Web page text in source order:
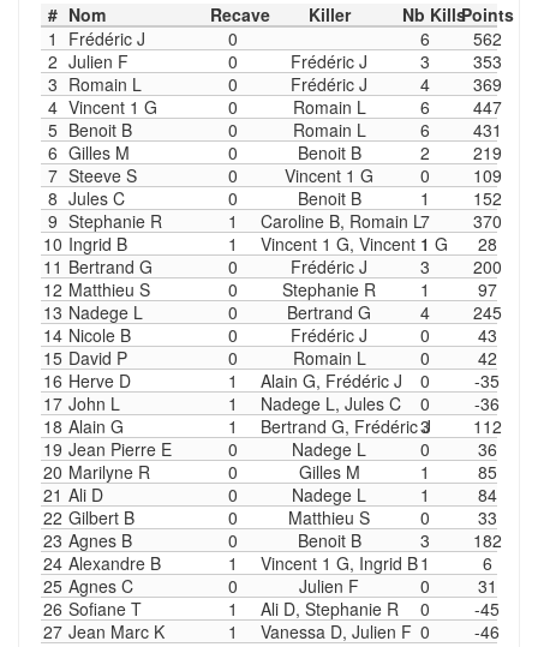
# Nom Recave Killer Nb KillsPoints
1
Frédéric J 0 6
562
2 Julien F 0 Frédéric J 3
353
3 Romain L 0 Frédéric J 4
369
4 Vincent 1 G 0 Romain L 6
447
5 Benoit B 0 Romain L 6
431
6 Gilles M 0 Benoit B 2
219
7 Steeve S 0 Vincent 1 G 0
109
8 Jules C 0 Benoit B 1
152
9 Stephanie R 1 Caroline B, Romain L7
370
10 Ingrid B 1 Vincent 1 G, Vincent 1 G
1
28
11 Bertrand G 0 Frédéric J 3
200
12 Matthieu S 0 Stephanie R 1
97
13 Nadege L 0 Bertrand G 4
245
14 Nicole B 0 Frédéric J 0
43
15 David P 0 Romain L 0
42
16 Herve D 1 Alain G, Frédéric J 0
-35
17 John L 1 Nadege L, Jules C 0
-36
18 Alain G 1 Bertrand G, Frédéric J
3
112
19 Jean Pierre E 0 Nadege L 0
36
20 Marilyne R 0 Gilles M 1
85
21 Ali D 0 Nadege L 1
84
22 Gilbert B 0 Matthieu S 0
33
23 Agnes B 0 Benoit B 3
182
24 Alexandre B 1 Vincent 1 G, Ingrid B1
6
25 Agnes C 0 Julien F 0
31
26 Sofiane T 1 Ali D, Stephanie R 0
-45
27 Jean Marc K 1 Vanessa D, Julien F 0
-46